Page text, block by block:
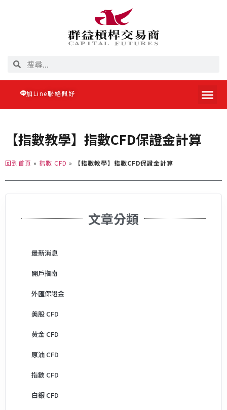
加Line聯絡佩妤
【指數教學】指數CFD保證金計算
回到首頁 » 指數 CFD » 【指數教學】指數CFD保證金計算
文章分類
最新消息
開戶指南
外匯保證金
美股 CFD
黃金 CFD
原油 CFD
指數 CFD
白銀 CFD